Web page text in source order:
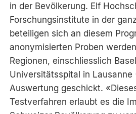
in der Bevölkerung. Elf
Forschungsinstitute in der
beteiligen sich an diesem
anonymisierten Proben
Regionen, einschliesslich
Universitätsspital in Lausanne
Auswertung geschickt.
Testverfahren erlaubt es die